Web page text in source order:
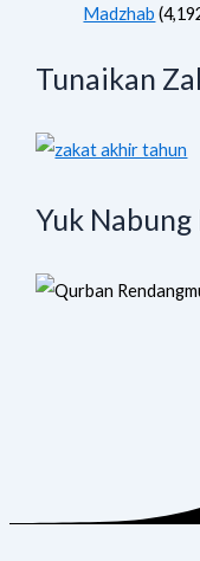
Madzhab
Tunaikan
Yuk